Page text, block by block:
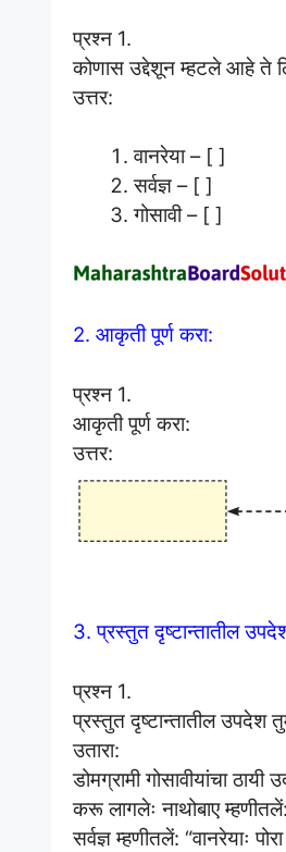
प्रश्न 1.
कोणास उद्देशून म्हटले आहे ते
उत्तर:
वानरेया – [ ]
सर्वज्ञ – [ ]
गोसावी – [ ]
2. आकृती पूर्ण करा:
प्रश्न 1.
आकृती पूर्ण करा:
उत्तर:
3. प्रस्तुत दृष्टान्तातील
प्रश्न 1.
प्रस्तुत दृष्टान्तातील उपदेश
उतारा:
डोमग्रामी गोसावीयांचा
करू लागलेः नाथोबाए म्हणीतलें:
सर्वज्ञ म्हणीतलें: “वानरेयाः